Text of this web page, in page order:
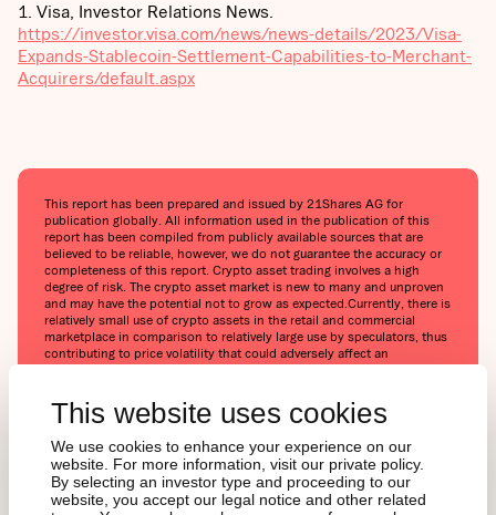
This website uses cookies
We use cookies to enhance your experience on our
website. For more information, visit our private policy.
By selecting an investor type and proceeding to our
website, you accept our legal notice and other related
1. Visa, Investor Relations News.
https://investor.visa.com/news/news-details/2023/Visa-
Expands-Stablecoin-Settlement-Capabilities-to-Merchant-
Acquirers/default.aspx
This report has been prepared and issued by 21Shares AG for
publication globally. All information used in the publication of this
report has been compiled from publicly available sources that are
believed to be reliable, however, we do not guarantee the accuracy or
completeness of this report. Crypto asset trading involves a high
degree of risk. The crypto asset market is new to many and unproven
and may have the potential not to grow as expected.Currently, there is
relatively small use of crypto assets in the retail and commercial
marketplace in comparison to relatively large use by speculators, thus
contributing to price volatility that could adversely affect an
risks of the investment and be able to bear the economic risk of
losing your entire investment.Nothing herein does or should be
crypto assets or derivatives. This report is provided for information
and research purposes only and should not be construed or
presented as an offer or solicitation for any investment. The
information provided does not constitute a prospectus or any offering